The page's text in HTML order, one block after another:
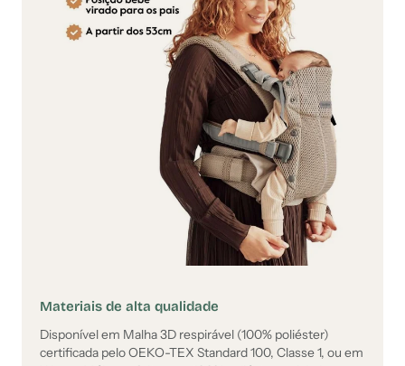
Materiais de alta qualidade
Disponível em Malha 3D respirável (100% poliéster)
certificada pelo OEKO-TEX Standard 100, Classe 1, ou em